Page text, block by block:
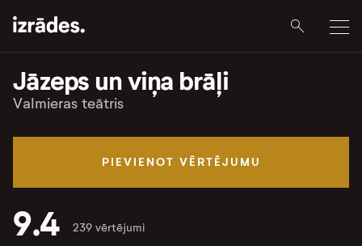
Jāzeps un viņa brāļi
Valmieras teātris
PIEVIENOT VĒRTĒJUMU
9.4 239 vērtējumi